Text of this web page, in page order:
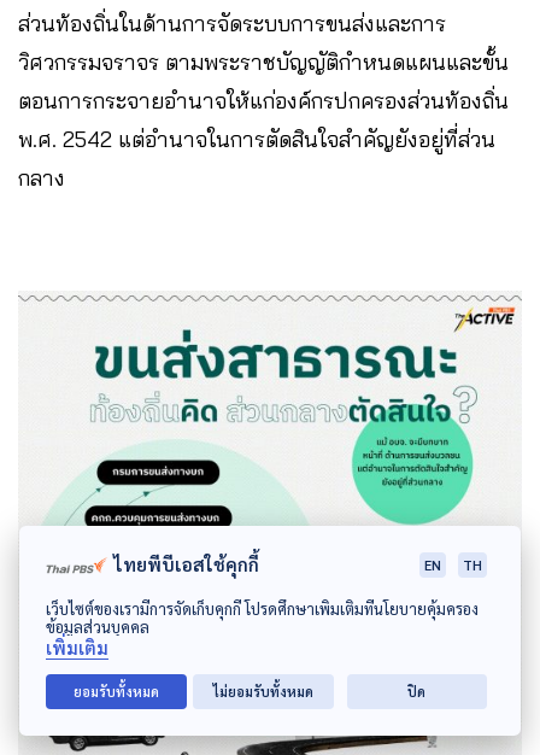
ส่วนท้องถิ่นในด้านการจัดระบบการขนส่งและการ
วิศวกรรมจราจร ตามพระราชบัญญัติกำหนดแผนและขั้น
ตอนการกระจายอำนาจให้แก่องค์กรปกครองส่วนท้องถิ่น
พ.ศ. 2542 แต่อำนาจในการตัดสินใจสำคัญยังอยู่ที่ส่วน
กลาง
ไทยพีบีเอสใช้คุกกี้ EN TH
เว็บไซต์ของเรามีการจัดเก็บคุกกี้ โปรดศึกษาเพิ่มเติมที่นโยบายคุ้มครอง
ข้อมูลส่วนบุคคล
เพิ่มเติม
ยอมรับทั้งหมด ไม่ยอมรับทั้งหมด ปิด